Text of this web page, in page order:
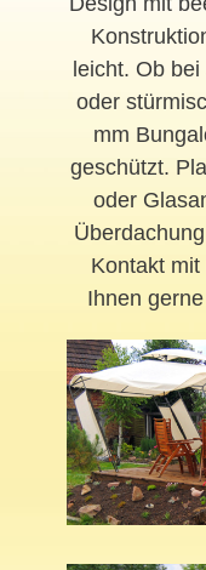
leicht. Ob
oder
mm
geschützt.
oder
Kontakt
Ihnen